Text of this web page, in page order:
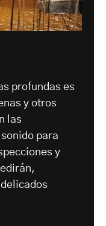
profundas es
y otros
las
para
y